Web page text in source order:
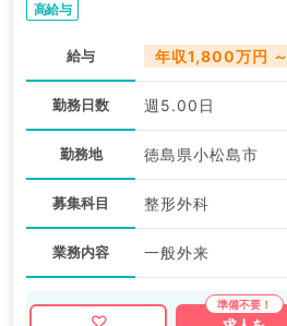
高給与
給与 年収1,800万円 ～
勤務日数 週5.00日
勤務地 徳島県小松島市
募集科目 整形外科
業務内容 一般外来